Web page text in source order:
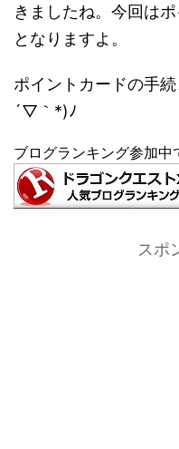
きましたね。今回は
となりますよ。
ポイントカードの手
´▽｀*)ﾉ
ブログランキング参加中
スポ